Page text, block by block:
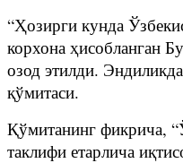
“Ҳозирги кунда
корхона ҳисобланган
озод этилди.
қўмитаси.
Қўмитанинг фикрича,
таклифи етарлича